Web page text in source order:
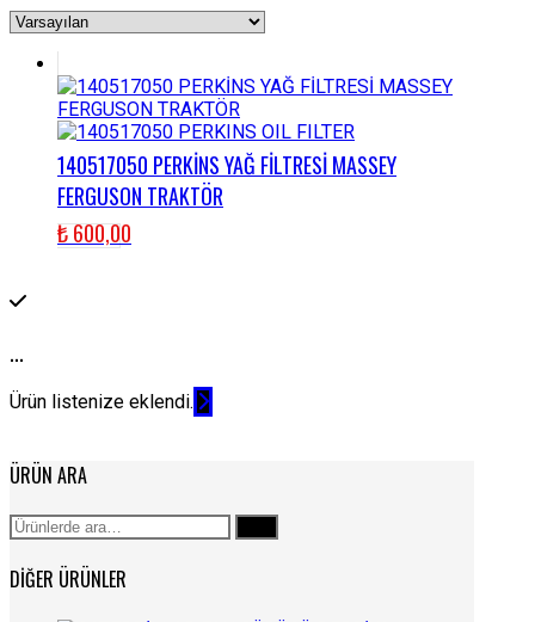
140517050 PERKİNS YAĞ FİLTRESİ MASSEY
FERGUSON TRAKTÖR
₺600,00
...
Ürün listenize eklendi.
ÜRÜN ARA
Ara:
DIĞER ÜRÜNLER